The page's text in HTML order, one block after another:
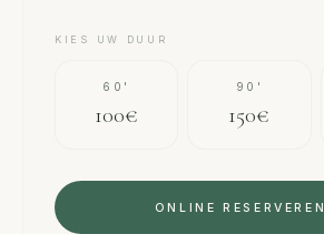
KIES UW DUUR
60'
100€
90'
150€
ONLINE RESERVEREN